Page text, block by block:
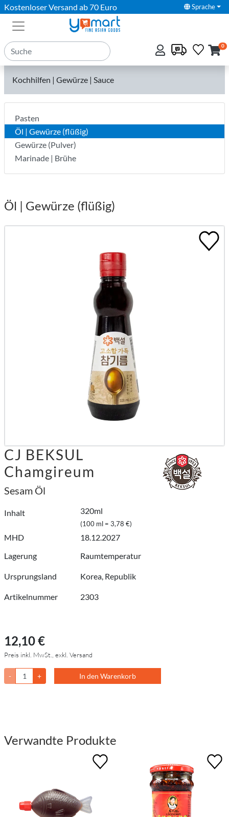
Kostenloser Versand ab 70 Euro Sprache
0
Kochhilfen | Gewürze | Sauce
Pasten
Öl | Gewürze (flüßig)
Gewürze (Pulver)
Marinade | Brühe
Öl | Gewürze (flüßig)
CJ BEKSUL
Chamgireum
Sesam Öl
Inhalt 320ml
(100 ml = 3,78 €)
MHD
18.12.2027
Lagerung
Raumtemperatur
Ursprungsland Korea, Republik
Artikelnummer 2303
12,10 €
Preis inkl. MwSt., exkl. Versand
- + In den Warenkorb
Verwandte Produkte